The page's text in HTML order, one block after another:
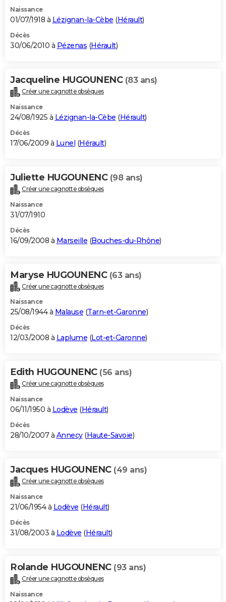
Naissance
01/07/1918 à Lézignan-la-Cèbe (Hérault)
Décès
30/06/2010 à Pézenas (Hérault)
Jacqueline HUGOUNENC (83 ans)
Créer une cagnotte obsèques
Naissance
24/08/1925 à Lézignan-la-Cèbe (Hérault)
Décès
17/06/2009 à Lunel (Hérault)
Juliette HUGOUNENC (98 ans)
Créer une cagnotte obsèques
Naissance
31/07/1910
Décès
16/09/2008 à Marseille (Bouches-du-Rhône)
Maryse HUGOUNENC (63 ans)
Créer une cagnotte obsèques
Naissance
25/08/1944 à Malause (Tarn-et-Garonne)
Décès
12/03/2008 à Laplume (Lot-et-Garonne)
Edith HUGOUNENC (56 ans)
Créer une cagnotte obsèques
Naissance
06/11/1950 à Lodève (Hérault)
Décès
28/10/2007 à Annecy(Haute-Savoie)
Jacques HUGOUNENC (49 ans)
Créer une cagnotte obsèques
Naissance
21/06/1954 à Lodève (Hérault)
Décès
31/08/2003 à Lodève (Hérault)
Rolande HUGOUNENC (93 ans)
Créer une cagnotte obsèques
Naissance